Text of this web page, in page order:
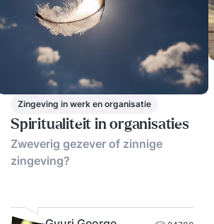
Zingeving in werk en organisatie
Spiritualiteit in organisaties
Zweverig gezever of zinnige
zingeving?